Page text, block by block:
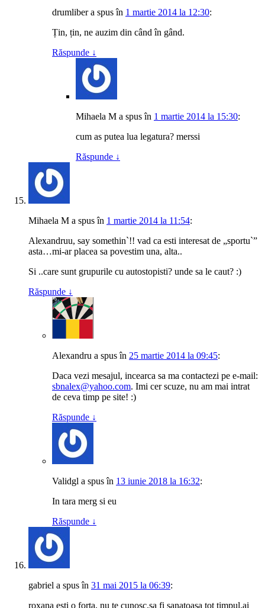
drumliber a spusîn 1 martie 2014 la 12:30:
Țin, țin, ne auzim din când în gând.
Răspunde ↓
Mihaela M a spusîn 1 martie 2014 la 15:30:
cum as putea lua legatura? merssi
Răspunde ↓
Mihaela M a spusîn 1 martie 2014 la 11:54:
Alexandruu, say somethin`!! vad ca esti interesat de „sportu`”
asta…mi-ar placea sa povestim una, alta..
Si ..care sunt grupurile cu autostopisti? unde sa le caut? :)
Răspunde ↓
Alexandru a spusîn 25 martie 2014 la 09:45:
Daca vezi mesajul, incearca sa ma contactezi pe e-mail:
sbnalex@yahoo.com. Imi cer scuze, nu am mai intrat
de ceva timp pe site! :)
Răspunde ↓
Validgl a spusîn 13 iunie 2018 la 16:32:
In tara merg si eu
Răspunde ↓
gabriel a spusîn 31 mai 2015 la 06:39:
roxana esti o forta. nu te cunosc.sa fi sanatoasa tot timpul.ai